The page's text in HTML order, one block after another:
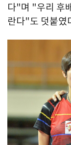
다"며 "우리 후
란다"도 덧붙였